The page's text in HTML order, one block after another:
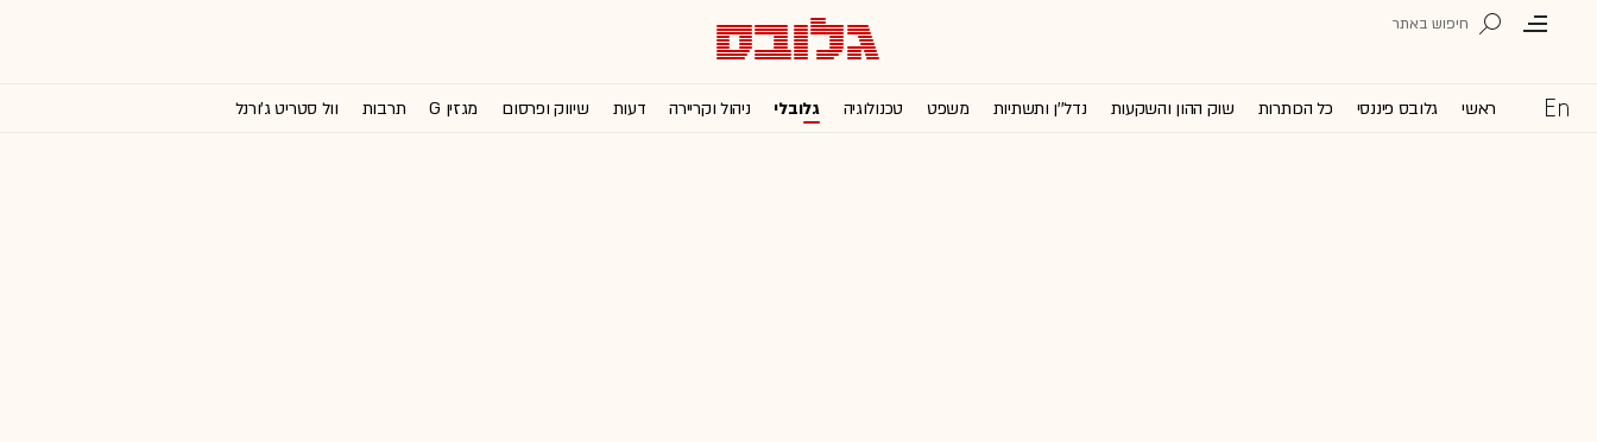
ראשי גלובס פיננסי כל הכותרות שוק ההון והשקעות נדל''ן ותשתיות משפט טכנולוגיה גלובלי ניהול וקריירה דעות שיווק ופרסום מגזין G תרבות וול סטריט ג'ורנל